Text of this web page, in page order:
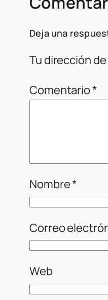
Deja una
Tu dirección
Comentario*
Nombre*
Correo
Web